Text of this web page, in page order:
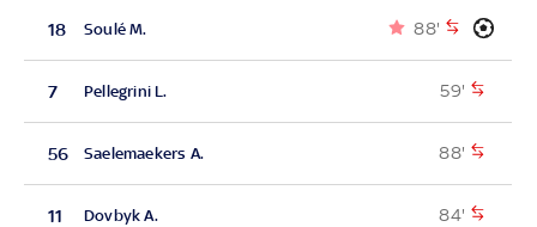
18 Soulé M. 88'
7 Pellegrini L. 59'
56 Saelemaekers A. 88'
11 Dovbyk A. 84'